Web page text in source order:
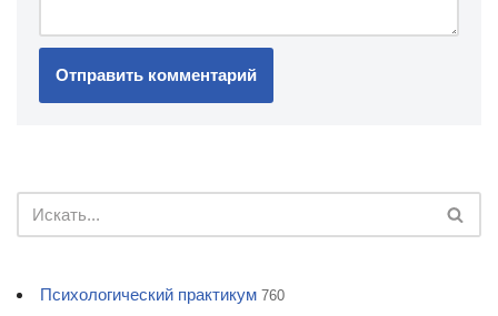
Психологический практикум 760